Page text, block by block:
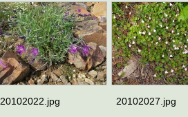
20102022.jpg 20102027.jpg